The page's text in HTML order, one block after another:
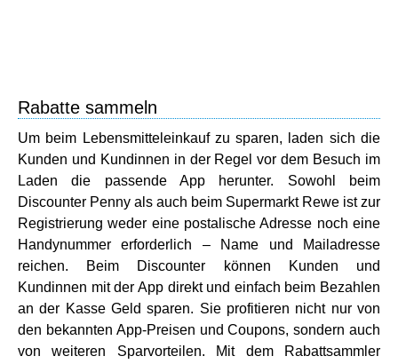
Rabatte sammeln
Um beim Lebensmitteleinkauf zu sparen, laden sich die
Kunden und Kundinnen in der Regel vor dem Besuch im
Laden die passende App herunter. Sowohl beim
Discounter Penny als auch beim Supermarkt Rewe ist zur
Registrierung weder eine postalische Adresse noch eine
Handynummer erforderlich – Name und Mailadresse
reichen. Beim Discounter können Kunden und
Kundinnen mit der App direkt und einfach beim Bezahlen
an der Kasse Geld sparen. Sie profitieren nicht nur von
den bekannten App-Preisen und Coupons, sondern auch
von weiteren Sparvorteilen. Mit dem Rabattsammler